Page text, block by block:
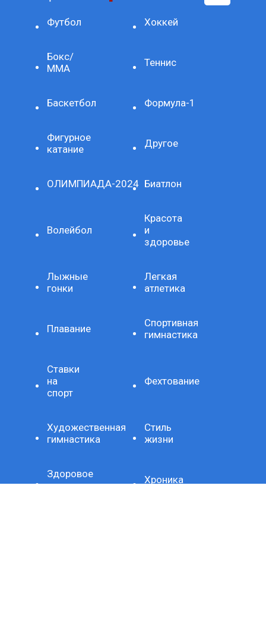
Футбол Хоккей
Бокс/
ММА
Теннис
Баскетбол Формула-1
Фигурное
катание
Другое
ОЛИМПИАДА-2024 Биатлон
Волейбол
Красота
и
здоровье
Лыжные
гонки
Легкая
атлетика
Плавание
Спортивная
гимнастика
Ставки
на
спорт
Фехтование
Художественная
гимнастика
Стиль
жизни
Здоровое
питание
Хроника